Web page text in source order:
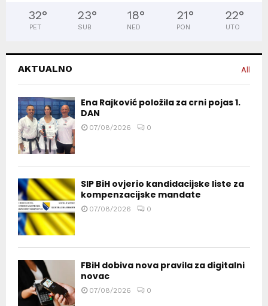
32°
PET
23°
SUB
18°
NED
21°
PON
22°
UTO
AKTUALNO All
Ena Rajković položila za crni pojas 1.
DAN
07/08/2026 0
SIP BiH ovjerio kandidacijske liste za
kompenzacijske mandate
07/08/2026 0
FBiH dobiva nova pravila za digitalni
novac
07/08/2026 0